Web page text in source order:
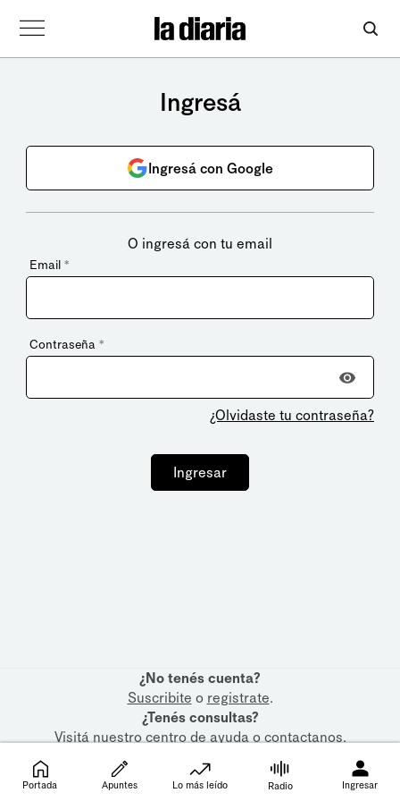
Ingresá
Ingresá con Google
O ingresá con tu email
Email *
Contraseña *
¿Olvidaste tu contraseña?
Ingresar
¿No tenés cuenta?
Suscribite o registrate.
¿Tenés consultas?
Visitá nuestrocentro de ayudaocontactanos.
Portada Apuntes Lo más leído Radio Ingresar